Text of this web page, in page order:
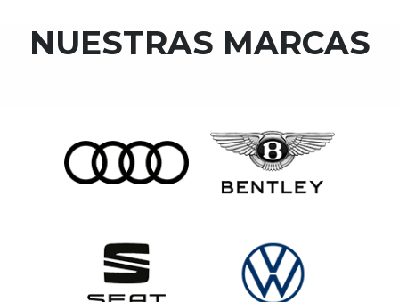
NUESTRAS MARCAS